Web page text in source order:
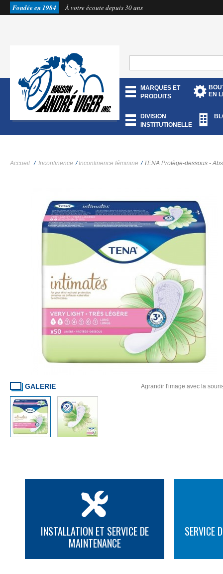
Fondée en 1984 À votre écoute depuis 30 ans
MARQUES ET
PRODUITS
EN
DIVISION
INSTITUTIONELLE
Accueil / Incontinence / Incontinence féminine / TENA Protège-dessous -
GALERIE Agrandir l'image avec la
INSTALLATION ET SERVICE DE
MAINTENANCE
SERVICE
PLUS D'INFORMATION PLUS D'INFORMATION